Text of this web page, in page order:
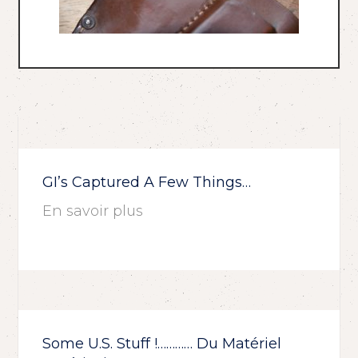
GI’s Captured A Few Things…
En savoir plus
Some U.S. Stuff !………… Du Matériel